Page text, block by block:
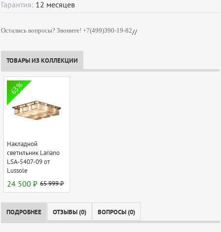
Гарантия: 12 месяцев
Остались вопросы? Звоните! +7(499)390-19-82//
ТОВАРЫ ИЗ КОЛЛЕКЦИИ
63%
Накладной
светильник Lariano
LSA-5407-09 от
Lussole
24 500 ₽ 65 999 ₽
ПОДРОБНЕЕ ОТЗЫВЫ (0) ВОПРОСЫ (0)